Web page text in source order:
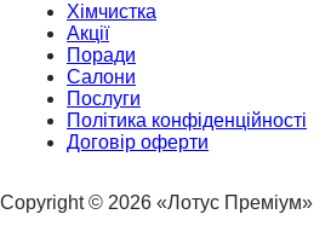
empty.
Хімчистка
Акції
Поради
Салони
Послуги
Політика конфіденційності
Договір оферти
Copyright © 2026 «Лотус Преміум»